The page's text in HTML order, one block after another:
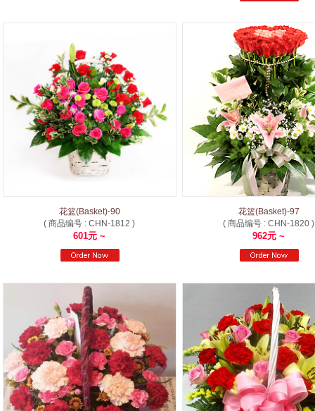
花篮(Basket)-90
( 商品编号 : CHN-1812 )
601元 ~
花篮(Basket)-97
( 商品编号 : CHN-1820 )
962元 ~